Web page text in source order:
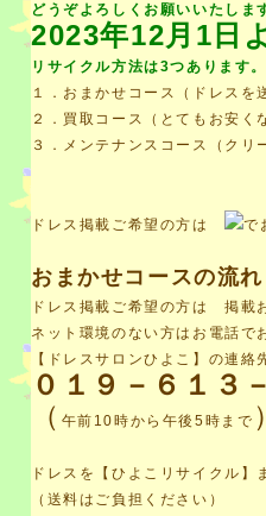
どうぞよろしくお願いいたしま
2023年12月1日
リサイクル方法は3つあります
１．おまかせコース（ドレス
２．買取コース（とてもお安
３．メンテナンスコース（ク
ドレス掲載ご希望の方は で
おまかせコースの流れ
ドレス掲載ご希望の方は掲載
ネット環境のない方はお電話で
【ドレスサロンひよこ】の連絡
０１９－６１３
（ 午前10時から午後5時まで
ドレスを【ひよこリサイクル
（送料はご負担ください）